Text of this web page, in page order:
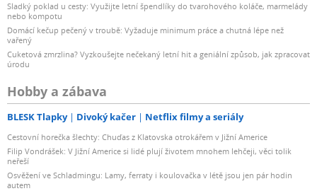
Sladký poklad u cesty: Využijte letní špendlíky do tvarohového koláče, marmelády
nebo kompotu
Domácí kečup pečený v troubě: Vyžaduje minimum práce a chutná lépe než
vařený
Cuketová zmrzlina? Vyzkoušejte nečekaný letní hit a geniální způsob, jak zpracovat
úrodu
Hobby a zábava
BLESK Tlapky Divoký kačer Netflix filmy a seriály
Cestovní horečka šlechty: Chuďas z Klatovska otrokářem v Jižní Americe
Filip Vondrášek: V Jižní Americe si lidé plují životem mnohem lehčeji, věci tolik
neřeší
Osvěžení ve Schladmingu: Lamy, ferraty i koulovačka v létě jsou jen pár hodin
autem